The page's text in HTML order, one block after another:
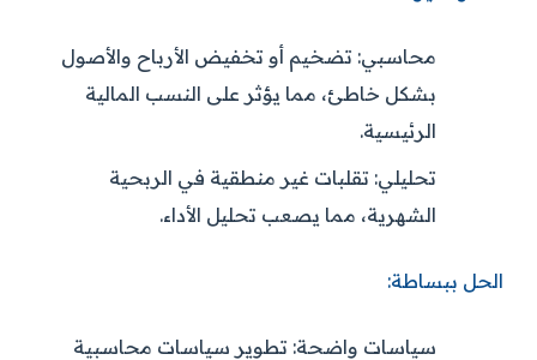
محاسبي: تضخيم أو تخفيض الأرباح والأصول
بشكل خاطئ، مما يؤثر على النسب المالية
الرئيسية.
تحليلي: تقلبات غير منطقية في الربحية
الشهرية، مما يصعب تحليل الأداء.
الحل ببساطة:
سياسات واضحة: تطوير سياسات محاسبية